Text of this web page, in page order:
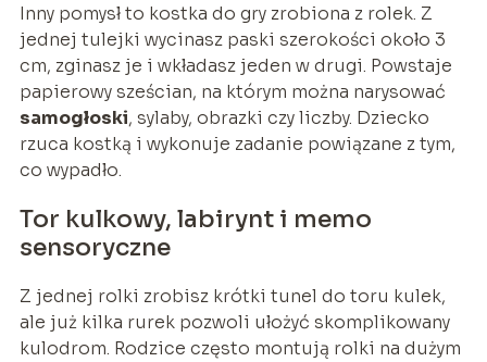
Inny pomysł to kostka do gry zrobiona z rolek. Z
jednej tulejki wycinasz paski szerokości około 3
cm, zginasz je i wkładasz jeden w drugi. Powstaje
papierowy sześcian, na którym można narysować
samogłoski, sylaby, obrazki czy liczby. Dziecko
rzuca kostką i wykonuje zadanie powiązane z tym,
co wypadło.
Tor kulkowy, labirynt i memo
sensoryczne
Z jednej rolki zrobisz krótki tunel do toru kulek,
ale już kilka rurek pozwoli ułożyć skomplikowany
kulodrom. Rodzice często montują rolki na dużym